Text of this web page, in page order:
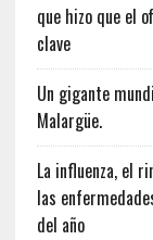
que hizo que el
clave
Un gigante
Malargüe.
La influenza, el
las
del año